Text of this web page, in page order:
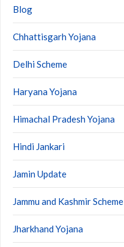
Blog
Chhattisgarh Yojana
Delhi Scheme
Haryana Yojana
Himachal Pradesh Yojana
Hindi Jankari
Jamin Update
Jammu and Kashmir Scheme
Jharkhand Yojana